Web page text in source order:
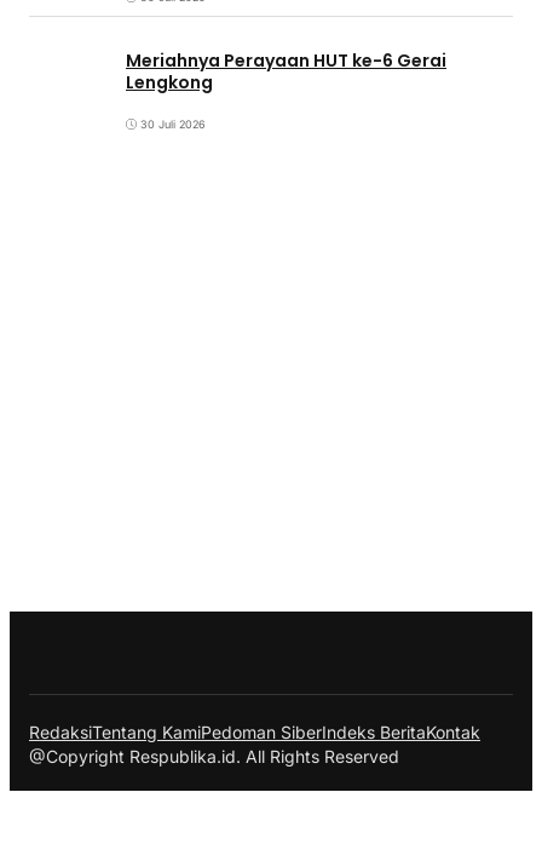
Meriahnya Perayaan HUT ke-6 Gerai
Lengkong
30 Juli 2026
RedaksiTentang KamiPedoman SiberIndeks BeritaKontak
@Copyright Respublika.id. All Rights Reserved